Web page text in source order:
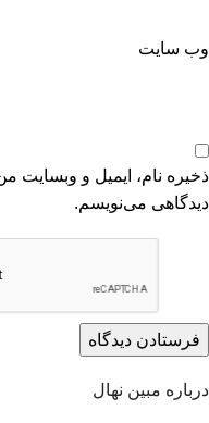
وب‌ سایت
ذخیره نام، ایمیل و وبسایت
دیدگاهی می‌نویسم.
درباره مبین نهال